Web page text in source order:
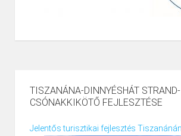
TISZANÁNA-DINNYÉSHÁT
CSÓNAKKIKÖTŐ FEJLESZTÉSE
Jelentős turisztikai fejlesztés Tiszanánán